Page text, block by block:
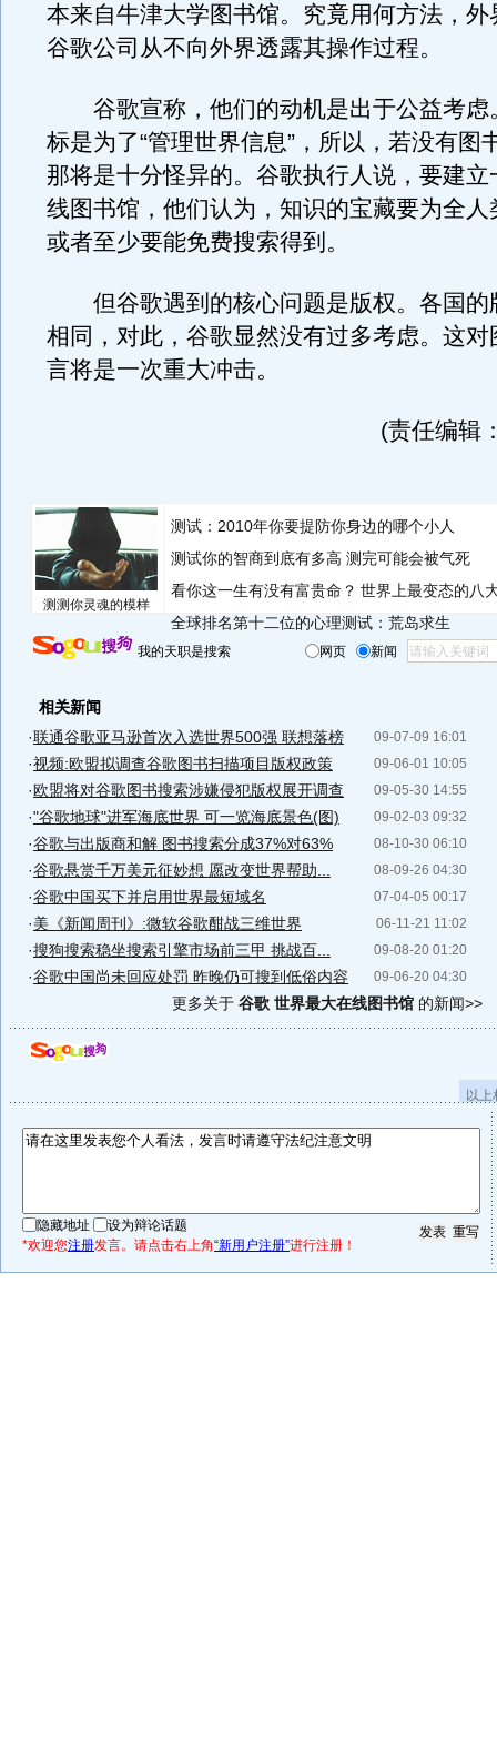
本来自牛津大学图书馆。究竟用何方法，外
谷歌公司从不向外界透露其操作过程。
谷歌宣称，他们的动机是出于公益考虑
标是为了“管理世界信息”，所以，若没有图
那将是十分怪异的。谷歌执行人说，要建立
线图书馆，他们认为，知识的宝藏要为全人
或者至少要能免费搜索得到。
但谷歌遇到的核心问题是版权。各国的
相同，对此，谷歌显然没有过多考虑。这对
言将是一次重大冲击。
(责任编辑
测测你灵魂的模样
测试：2010年你要提防你身边的哪个小人
测试你的智商到底有多高 测完可能会被气死
看你这一生有没有富贵命？ 世界上最变态的八
全球排名第十二位的心理测试：荒岛求生
我的天职是搜索 网页 新闻
相关新闻
09-07-09 16:01
·联通谷歌亚马逊首次入选世界500强 联想落榜
09-06-01 10:05
·视频:欧盟拟调查谷歌图书扫描项目版权政策
09-05-30 14:55
·欧盟将对谷歌图书搜索涉嫌侵犯版权展开调查
09-02-03 09:32
·"谷歌地球"进军海底世界 可一览海底景色(图)
08-10-30 06:10
·谷歌与出版商和解 图书搜索分成37%对63%
08-09-26 04:30
·谷歌悬赏千万美元征妙想 愿改变世界帮助...
07-04-05 00:17
·谷歌中国买下并启用世界最短域名
06-11-21 11:02
·美《新闻周刊》:微软谷歌酣战三维世界
09-08-20 01:20
·搜狗搜索稳坐搜索引擎市场前三甲 挑战百...
09-06-20 04:30
·谷歌中国尚未回应处罚 昨晚仍可搜到低俗内容
更多关于 谷歌 世界最大在线图书馆 的新闻>>
以
隐藏地址
设为辩论话题
*欢迎您注册发言。请点击右上角“新用户注册”进行注册！